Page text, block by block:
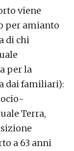
viene
per amianto
di chi
per la
dai familiari):
Terra,
a 63 anni